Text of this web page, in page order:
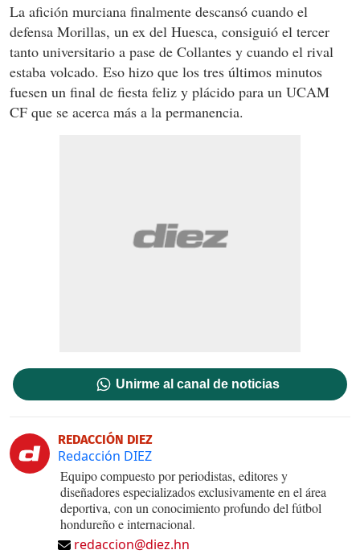
La afición murciana finalmente descansó cuando el
defensa Morillas, un ex del Huesca, consiguió el tercer
tanto universitario a pase de Collantes y cuando el rival
estaba volcado. Eso hizo que los tres últimos minutos
fuesen un final de fiesta feliz y plácido para un UCAM
CF que se acerca más a la permanencia.
Unirme al canal de noticias
REDACCIÓN DIEZ
Redacción DIEZ
Equipo compuesto por periodistas, editores y
diseñadores especializados exclusivamente en el área
deportiva, con un conocimiento profundo del fútbol
hondureño e internacional.
redaccion@diez.hn